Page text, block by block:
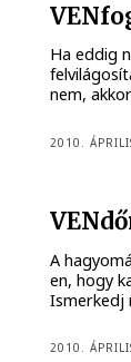
Ha eddig
nem,
2010.
A
en, hogy
Ismerkedj
2010.